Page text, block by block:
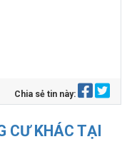
Chia sẻ tin này:
CƯ KHÁC TẠI